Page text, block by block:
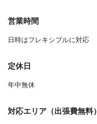
営業時間
日時はフレキシブルに対応
定休日
年中無休
対応エリア（出張費無料）